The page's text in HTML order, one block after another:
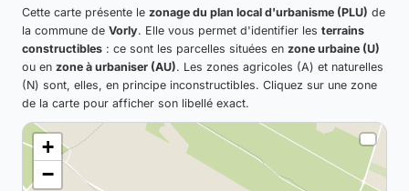
Cette carte présente le zonage du plan local d'urbanisme (PLU) de
la commune de Vorly. Elle vous permet d'identifier les terrains
constructibles : ce sont les parcelles situées en zone urbaine (U)
ou en zone à urbaniser (AU). Les zones agricoles (A) et naturelles
(N) sont, elles, en principe inconstructibles. Cliquez sur une zone
de la carte pour afficher son libellé exact.
+
−